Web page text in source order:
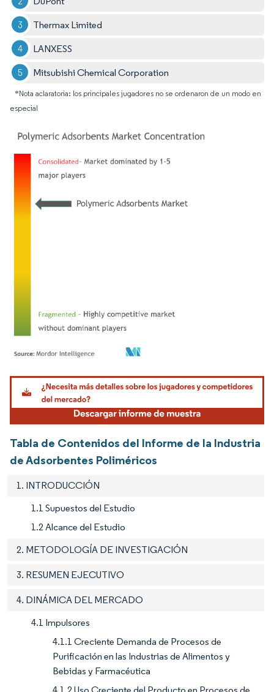
Thermax Limited
LANXESS
Mitsubishi Chemical Corporation
*Nota aclaratoria: los principales jugadores no se ordenaron de un modo en
especial
Imagen © Mordor Intelligence. El uso requiere atribución según CC BY 4.0.
Tabla de Contenidos del Informe de la Industria
de Adsorbentes Poliméricos
1. INTRODUCCIÓN
1.1 Supuestos del Estudio
1.2 Alcance del Estudio
2. METODOLOGÍA DE INVESTIGACIÓN
3. RESUMEN EJECUTIVO
4. DINÁMICA DEL MERCADO
4.1 Impulsores
4.1.1 Creciente Demanda de Procesos de
Purificación en las Industrias de Alimentos y
Bebidas y Farmacéutica